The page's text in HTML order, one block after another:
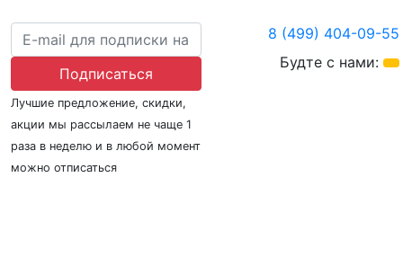
Подписаться
Лучшие предложение, скидки,
акции мы рассылаем не чаще 1
раза в неделю и в любой момент
можно отписаться
8 (499) 404-09-55
Будте с нами: